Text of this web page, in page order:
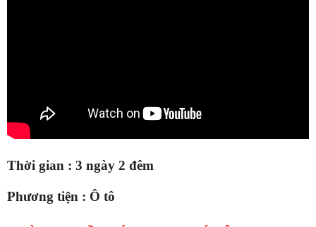
Thời gian : 3 ngày 2 đêm
Phương tiện : Ô tô